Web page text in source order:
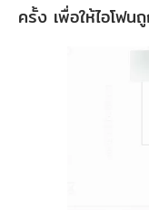
ครั้ง เพื่อให้ไอโฟน